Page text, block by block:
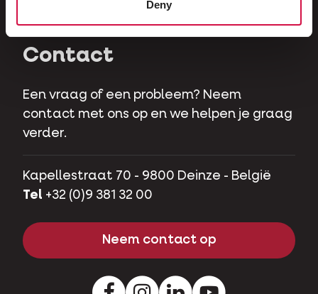
Deny
Contact
Een vraag of een probleem? Neem
contact met ons op en we helpen je graag
verder.
Kapellestraat 70 - 9800 Deinze - België
Tel +32 (0)9 381 32 00
Neem contact op
FacebookInstagramLinkedInYoutube